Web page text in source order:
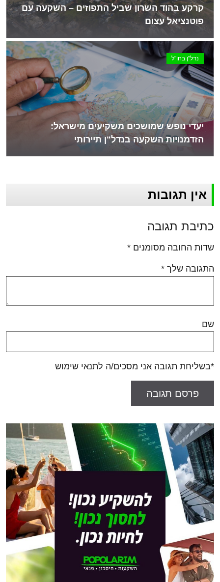
קרקע בהוד השרון שביל התפוזים – השקעה עם
פוטנציאל עצום
נדל"ן בחו"ל
יעדי נופש שמושכים משקיעים מישראל:
הזדמנויות השקעה בנדל"ן תיירותי
אין תגובות
כתיבת תגובה
שדות החובה מסומנים *
התגובה שלך *
שם
*בשליחת תגובה אני מסכים/ה לתנאי שימוש